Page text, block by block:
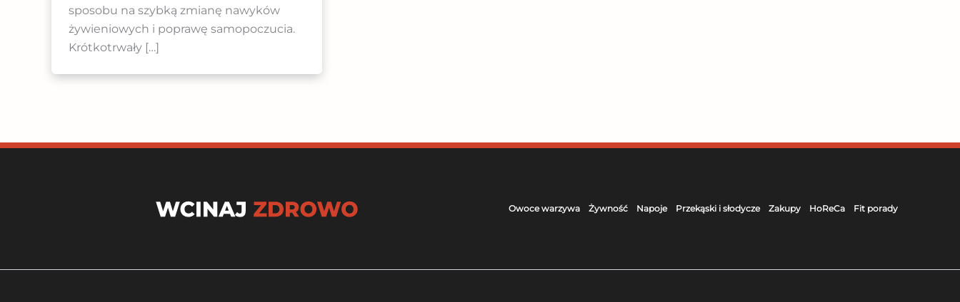
sposobu na szybką zmianę nawyków
żywieniowych i poprawę samopoczucia.
Krótkotrwały […]
Owoce warzywa Żywność Napoje Przekąski i słodycze Zakupy HoReCa Fit porady